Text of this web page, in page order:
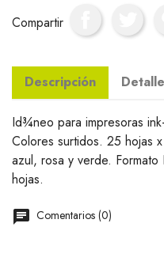
Compartir
Descripción
Id¾neo para impresoras
Colores surtidos. 25 hojas
azul, rosa y verde.
hojas.
Comentarios (0)